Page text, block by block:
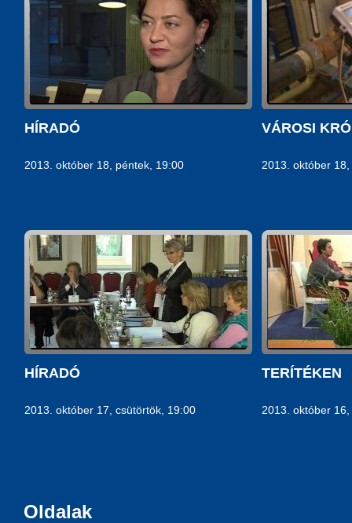
HÍRADÓ
2013. október 18, péntek, 19:00
VÁROSI
2013. október
HÍRADÓ
2013. október 17, csütörtök, 19:00
TERÍTÉKEN
2013. október
Oldalak